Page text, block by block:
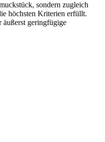
sondern zugleich
höchsten Kriterien erfüllt.
äußerst geringfügige